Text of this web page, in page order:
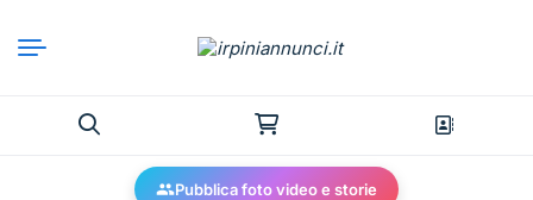
Pubblica foto video e storie